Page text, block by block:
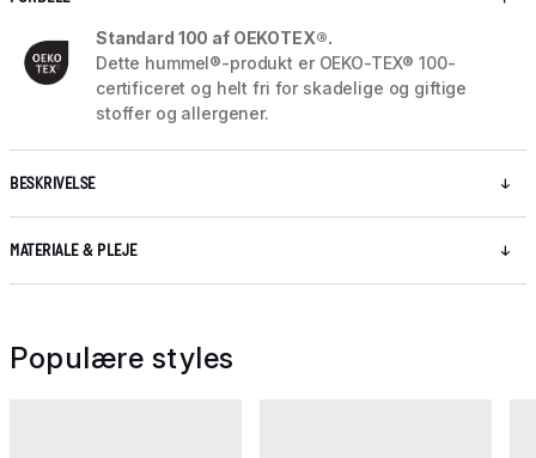
Standard 100 af OEKOTEX®.
Dette hummel®-produkt er OEKO-TEX® 100-
certificeret og helt fri for skadelige og giftige
stoffer og allergener.
BESKRIVELSE
MATERIALE & PLEJE
Populære styles